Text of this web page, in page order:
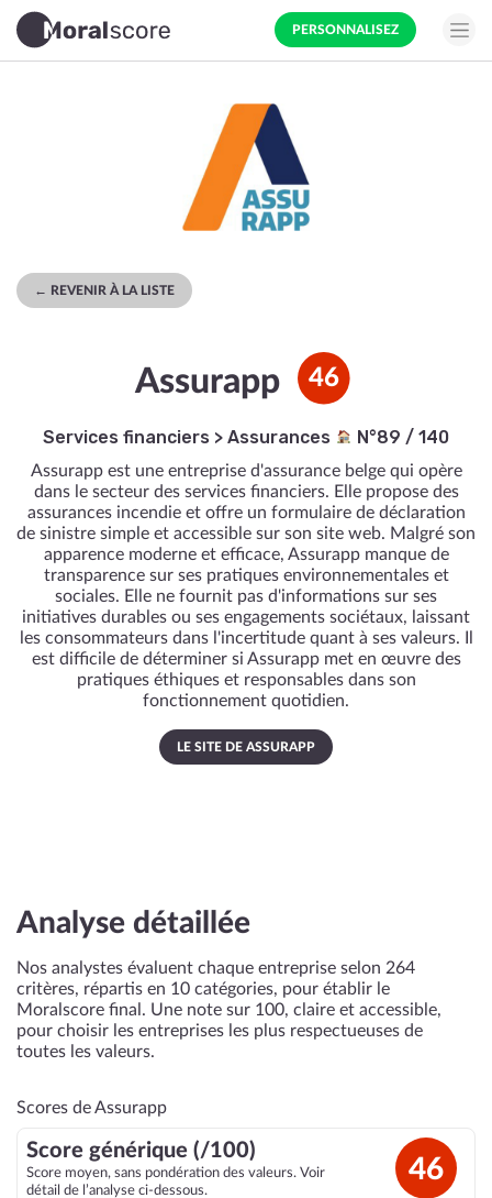
PERSONNALISEZ
← REVENIR À LA LISTE
Assurapp 46
Services financiers > Assurances N°89 / 140
Assurapp est une entreprise d'assurance belge qui opère
dans le secteur des services financiers. Elle propose des
assurances incendie et offre un formulaire de déclaration
de sinistre simple et accessible sur son site web. Malgré son
apparence moderne et efficace, Assurapp manque de
transparence sur ses pratiques environnementales et
sociales. Elle ne fournit pas d'informations sur ses
initiatives durables ou ses engagements sociétaux, laissant
les consommateurs dans l'incertitude quant à ses valeurs. Il
est difficile de déterminer si Assurapp met en œuvre des
pratiques éthiques et responsables dans son
fonctionnement quotidien.
LE SITE DE ASSURAPP
Analyse détaillée
Nos analystes évaluent chaque entreprise selon 264
critères, répartis en 10 catégories, pour établir le
Moralscore final. Une note sur 100, claire et accessible,
pour choisir les entreprises les plus respectueuses de
toutes les valeurs.
Scores de Assurapp
Score générique (/100)
Score moyen, sans pondération des valeurs. Voir
détail de l’analyse ci-dessous.
46